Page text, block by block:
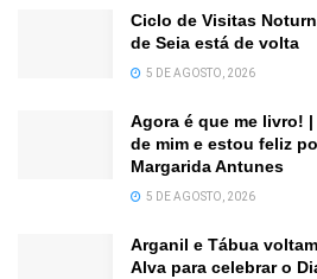
Ciclo de Visitas
de Seia está de volta
5 DE AGOSTO, 2026
Agora é que me livro!
de mim e estou feliz
Margarida Antunes
5 DE AGOSTO, 2026
Arganil e Tábua
Alva para celebrar o